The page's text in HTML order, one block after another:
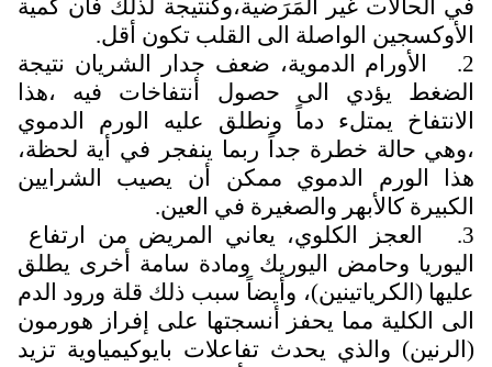
في الحالات غير المَرَضية،وكنتيجة لذلك فأن كمية
الأوكسجين الواصلة الى القلب تكون أقل.
2. الأورام الدموية، ضعف جدار الشريان نتيجة
الضغط يؤدي الى حصول أنتفاخات فيه ،هذا
الانتفاخ يمتلء دماً ونطلق عليه الورم الدموي
،وهي حالة خطرة جداً ربما ينفجر في أية لحظة،
هذا الورم الدموي ممكن أن يصيب الشرايين
الكبيرة كالأبهر والصغيرة في العين.
3. العجز الكلوي، يعاني المريض من ارتفاع
اليوريا وحامض اليوريك ومادة سامة أخرى يطلق
عليها (الكرياتينين)، وأيضاً سبب ذلك قلة ورود الدم
الى الكلية مما يحفز أنسجتها على إفراز هورمون
(الرنين) والذي يحدث تفاعلات بايوكيمياوية تزيد